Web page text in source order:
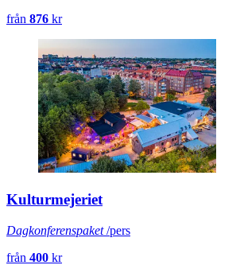
från 876 kr
Kulturmejeriet
Dagkonferenspaket/pers
från 400 kr